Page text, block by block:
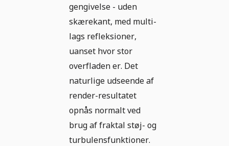
gengivelse - uden
skærekant, med multi-
lags refleksioner,
uanset hvor stor
overfladen er. Det
naturlige udseende af
render-resultatet
opnås normalt ved
brug af fraktal støj- og
turbulensfunktioner.